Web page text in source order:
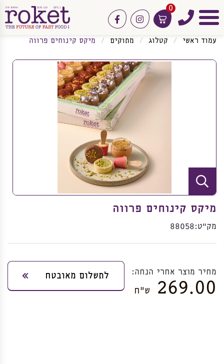
תפריט
טלפון
0
instagram
facebook
עמוד ראשי קטלוג מתוקים מיקס קינוחים פרווה
מיקס קינוחים פרווה
מק”ט:88058
מחיר מוצר אחרי הנחה:
269.00 ש”ח
לתשלום מאובטח